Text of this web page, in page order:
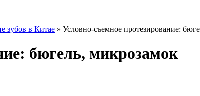
зубов в Китае » Условно-съемное протезирование:
бюгель, микрозамок